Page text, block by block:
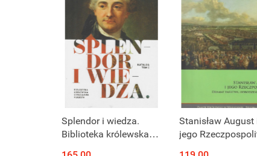
Produkt niedostępny
Splendor i wiedza.
Biblioteka królewska
Produkt
Stanisław August
jego